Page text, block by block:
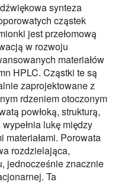
synteza
cząstek
jest przełomową
w rozwoju
materiałów
HPLC. Cząstki te są
zaprojektowane z
rdzeniem otoczonym
powłoką, strukturą,
wypełnia lukę między
materiałami. Porowata
rozdzielająca,
jednocześnie znacznie
Ta